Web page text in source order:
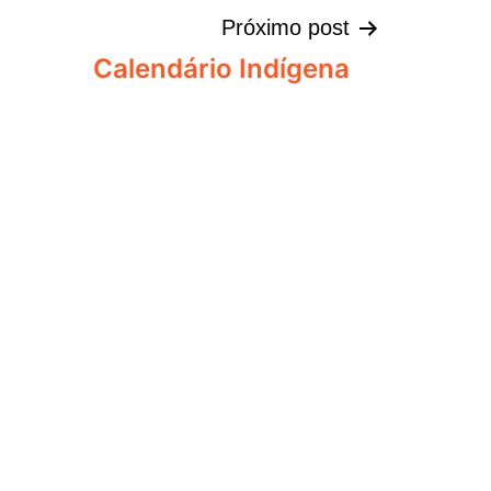
Próximo post
Calendário Indígena